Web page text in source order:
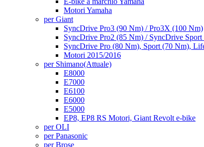
Motori Yamaha
per Giant
SyncDrive Pro3 (90 Nm) / Pro3X (100 Nm)
SyncDrive Pro2 (85 Nm) / SyncDrive
SyncDrive Pro (80 Nm), Sport (70 Nm),
Motori 2015/2016
per Shimano(Attuale)
E8000
E7000
E6100
E6000
E5000
EP8, EP8 RS Motori, Giant Revolt e-bike
per OLI
per Panasonic
per Brose